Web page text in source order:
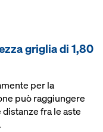
griglia di 1,80
per la
può raggiungere
fra le aste